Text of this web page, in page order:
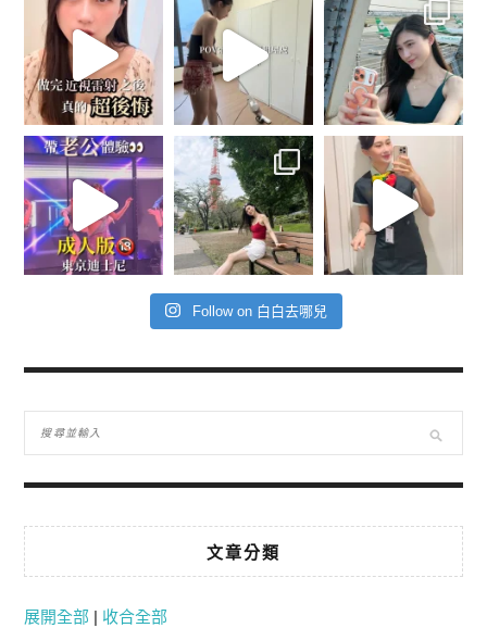
Follow on 白白去哪兒
文章分類
展開全部 | 收合全部